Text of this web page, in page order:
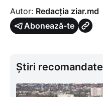
Autor: Redacția ziar.md
Abonează-te
Știri recomandate